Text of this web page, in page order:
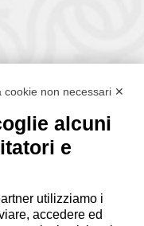
cookie non necessari ✕
alcuni
e
utilizziamo i
accedere ed